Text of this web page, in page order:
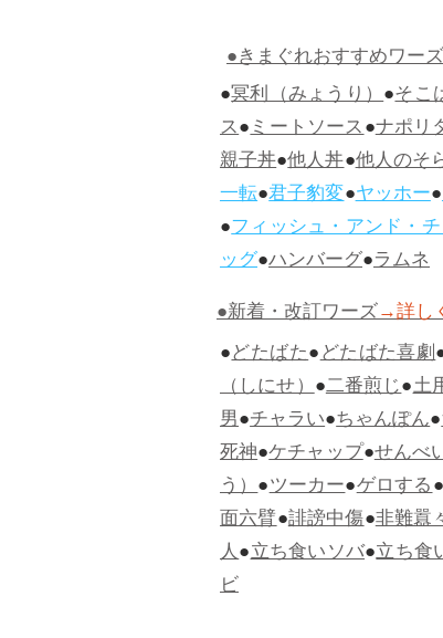
●きまぐれおすすめワーズ
●冥利（みょうり）●そこ
ス●ミートソース●ナポリ
親子丼●他人丼●他人のそ
一転●君子豹変●ヤッホー●
●フィッシュ・アンド・
ッグ●ハンバーグ●ラムネ
●新着・改訂ワーズ→詳し
●どたばた●どたばた喜劇
（しにせ）●二番煎じ●土
男●チャラい●ちゃんぽん●
死神●ケチャップ●せんべ
う）●ツーカー●ゲロする●
面六臂●誹謗中傷●非難囂
人●立ち食いソバ●立ち食
ビ